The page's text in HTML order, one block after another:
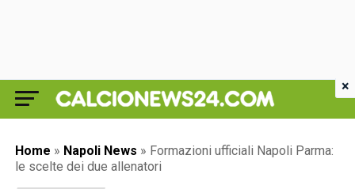
Home » Napoli News » Formazioni ufficiali Napoli Parma:
le scelte dei due allenatori
×